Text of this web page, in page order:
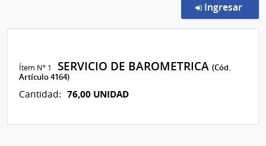
Ingresar
Ítem Nº 1 SERVICIO DE BAROMETRICA(Cód.
Artículo 4164)
Cantidad: 76,00 UNIDAD